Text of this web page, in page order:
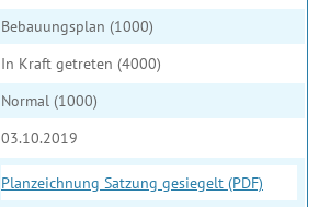
Bebauungsplan (1000)
In Kraft getreten (4000)
Normal (1000)
03.10.2019
Planzeichnung Satzung gesiegelt (PDF)